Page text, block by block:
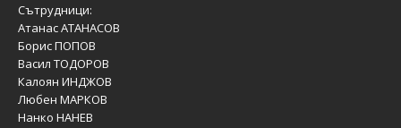
Сътрудници:
Атанас АТАНАСОВ
Борис ПОПОВ
Васил ТОДОРОВ
Калоян ИНДЖОВ
Любен МАРКОВ
Нанко НАНЕВ